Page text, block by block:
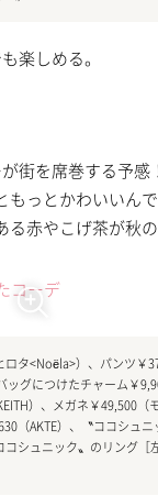
楽しめる。
街を席巻する予感
もっとかわいいん
る赤やこげ茶が秋
タ<Noëla>）、パンツ￥
ッグにつけたチャーム￥
）、メガネ￥49,500（
（AKTE）、〝ココシュ
シュニック〟のリング［